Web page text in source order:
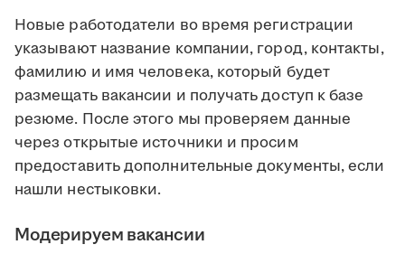
Новые работодатели во время регистрации
указывают название компании, город, контакты,
фамилию и имя человека, который будет
размещать вакансии и получать доступ к базе
резюме. После этого мы проверяем данные
через открытые источники и просим
предоставить дополнительные документы, если
нашли нестыковки.
Модерируем вакансии